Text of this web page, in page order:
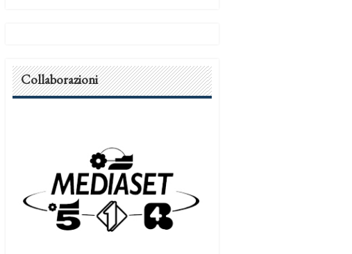
Collaborazioni